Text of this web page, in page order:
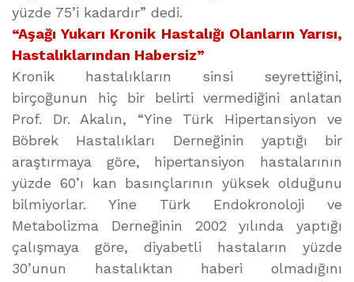
yüzde 75’i kadardır” dedi.
“Aşağı Yukarı Kronik Hastalığı Olanların Yarısı,
Hastalıklarından Habersiz”
Kronik hastalıkların sinsi seyrettiğini,
birçoğunun hiç bir belirti vermediğini anlatan
Prof. Dr. Akalın, “Yine Türk Hipertansiyon ve
Böbrek Hastalıkları Derneğinin yaptığı bir
araştırmaya göre, hipertansiyon hastalarının
yüzde 60’ı kan basınçlarının yüksek olduğunu
bilmiyorlar. Yine Türk Endokronoloji ve
Metabolizma Derneğinin 2002 yılında yaptığı
çalışmaya göre, diyabetli hastaların yüzde
30’unun hastalıktan haberi olmadığını